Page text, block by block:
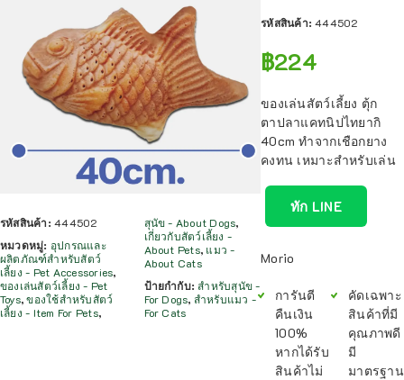
รหัสสินค้า:444502
หมวดหมู่: อุปกรณและ
ผลิตภัณฑ์สำหรับสัตว์
เลี้ยง - Pet Accessories,
ของเล่นสัตว์เลี้ยง - Pet
Toys,ของใช้สำหรับสัตว์
เลี้ยง - Item For Pets,
สุนัข - About Dogs,
เกี่ยวกับสัตว์เลี้ยง -
About Pets, แมว -
About Cats
ป้ายกำกับ:สำหรับสุนัข -
For Dogs, สำหรับแมว -
For Cats
รหัสสินค้า:444502
฿224
ของเล่นสัตว์เลี้ยง ตุ้ก
ตาปลาแคทนิปไทยากิ
40cm ทำจากเชือกยาง
คงทน เหมาะสำหรับเล่น
ทัก LINE
Morio
การันตี
คืนเงิน
100%
หากได้รับ
สินค้าไม่
คัดเฉพาะ
สินค้าที่มี
คุณภาพดี
มี
มาตรฐาน